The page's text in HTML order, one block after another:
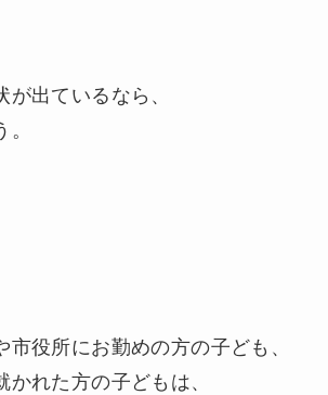
出ているなら、
役所にお勤めの方の子ども、
れた方の子どもは、